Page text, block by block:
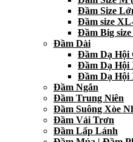
Đầm Size
Đầm size
Đầm Big
Đầm Dài
Đầm Dạ Hội
Đầm Dạ Hội
Đầm Dạ Hội
Đầm Ngắn
Đầm Trung Niên
Đầm Suông Xòe
Đầm Vải Trơn
Đầm Lấp Lánh